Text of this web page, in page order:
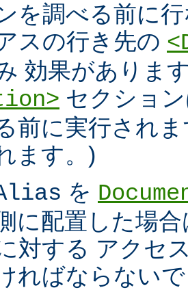
を調べる前に
スの行き先の
効果がありま
セクショ
前に実行され
ます。)
を
に配置した場
対する アクセ
ればならない